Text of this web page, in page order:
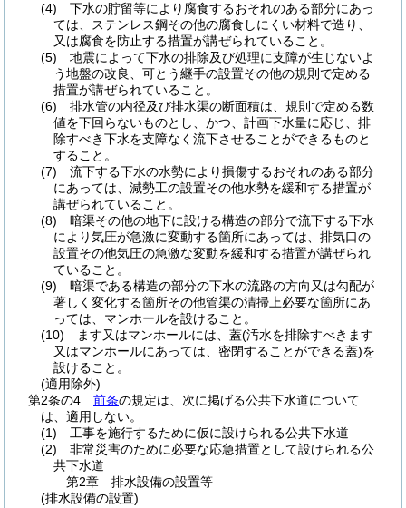
(4)
下水の貯留等により腐食するおそれのある部分にあっ
ては、ステンレス鋼その他の腐食しにくい材料で造り、
又は腐食を防止する措置が講ぜられていること。
(5)
地震によって下水の排除及び処理に支障が生じないよ
う地盤の改良、可とう継手の設置その他の規則で定める
措置が講ぜられていること。
(6)
排水管の内径及び排水渠の断面積は、規則で定める数
値を下回らないものとし、かつ、計画下水量に応じ、排
除すべき下水を支障なく流下させることができるものと
すること。
(7)
流下する下水の水勢により損傷するおそれのある部分
にあっては、減勢工の設置その他水勢を緩和する措置が
講ぜられていること。
(8)
暗渠その他の地下に設ける構造の部分で流下する下水
により気圧が急激に変動する箇所にあっては、排気口の
設置その他気圧の急激な変動を緩和する措置が講ぜられ
ていること。
(9)
暗渠である構造の部分の下水の流路の方向又は勾配が
著しく変化する箇所その他管渠の清掃上必要な箇所にあ
っては、マンホールを設けること。
(10)
ます又はマンホールには、蓋(汚水を排除すべきます
又はマンホールにあっては、密閉することができる蓋)を
設けること。
(適用除外)
第2条の4
前条の規定は、次に掲げる公共下水道について
は、適用しない。
(1)
工事を施行するために仮に設けられる公共下水道
(2)
非常災害のために必要な応急措置として設けられる公
共下水道
第2章
排水設備の設置等
(排水設備の設置)